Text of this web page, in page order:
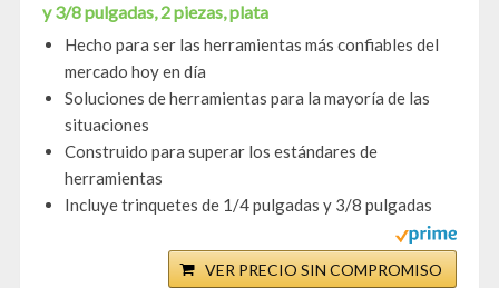
y 3/8 pulgadas, 2 piezas, plata
Hecho para ser las herramientas más confiables del
mercado hoy en día
Soluciones de herramientas para la mayoría de las
situaciones
Construido para superar los estándares de
herramientas
Incluye trinquetes de 1/4 pulgadas y 3/8 pulgadas
VER PRECIO SIN COMPROMISO